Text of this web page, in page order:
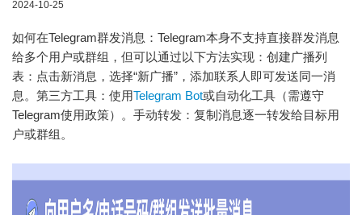
2024-10-25
如何在Telegram群发消息：Telegram本身不支持直接群发消息
给多个用户或群组，但可以通过以下方法实现：创建广播列
表：点击新消息，选择“新广播”，添加联系人即可发送同一消
息。第三方工具：使用Telegram Bot或自动化工具（需遵守
Telegram使用政策）。手动转发：复制消息逐一转发给目标用
户或群组。